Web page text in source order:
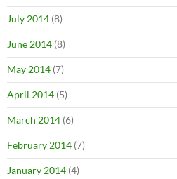
July 2014 (8)
June 2014 (8)
May 2014 (7)
April 2014 (5)
March 2014 (6)
February 2014 (7)
January 2014 (4)